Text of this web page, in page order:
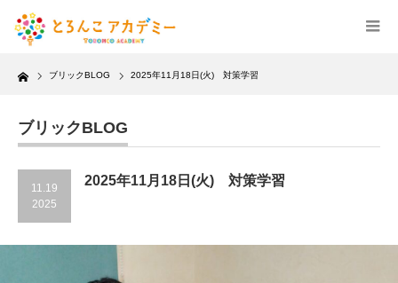
Home ブリックBLOG 2025年11月18日(火) 対策学習
ブリックBLOG
11.19
2025
2025年11月18日(火) 対策学習